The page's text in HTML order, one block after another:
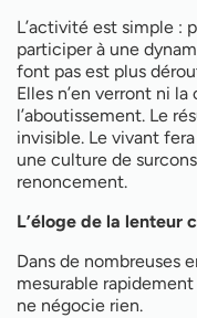
L’activité est simple :
participer à une
font pas est plus
Elles n’en verront ni
l’aboutissement. Le
invisible. Le vivant
une culture de
renoncement.
L’éloge de la lenteur
Dans de nombreuses
mesurable
ne négocie rien.